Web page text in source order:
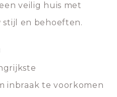
veilig huis met
stijl en behoeften.
inbraak te voorkomen